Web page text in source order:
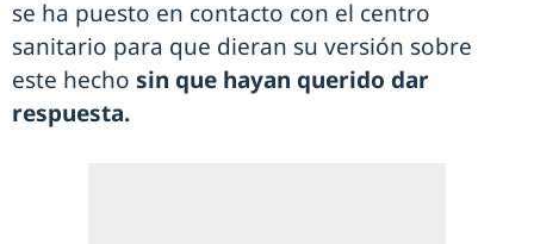
se ha puesto en contacto con el centro
sanitario para que dieran su versión sobre
este hecho sin que hayan querido dar
respuesta.